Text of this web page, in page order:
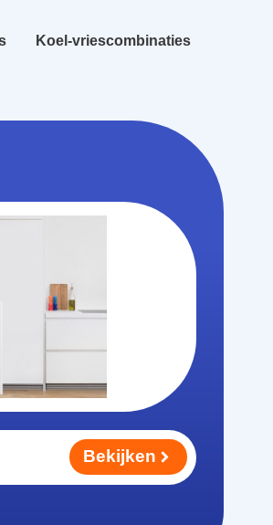
Koel-vriescombinaties
Bekijken